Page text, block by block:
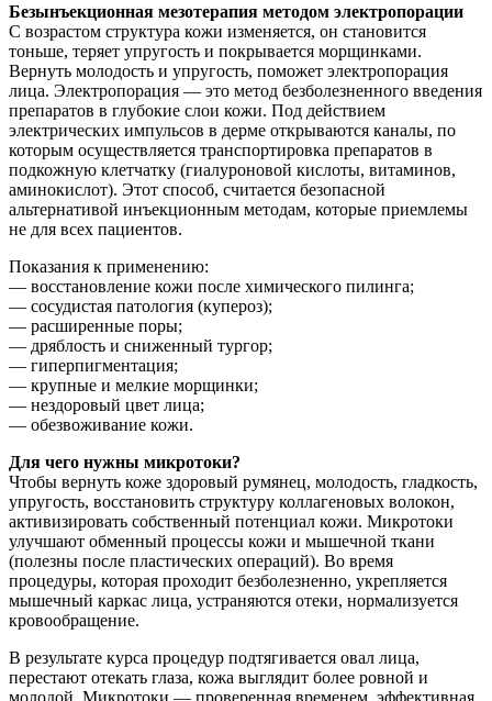
Безынъекционная мезотерапия методом электропорации
С возрастом структура кожи изменяется, он становится
тоньше, теряет упругость и покрывается морщинками.
Вернуть молодость и упругость, поможет электропорация
лица. Электропорация — это метод безболезненного введения
препаратов в глубокие слои кожи. Под действием
электрических импульсов в дерме открываются каналы, по
которым осуществляется транспортировка препаратов в
подкожную клетчатку (гиалуроновой кислоты, витаминов,
аминокислот). Этот способ, считается безопасной
альтернативой инъекционным методам, которые приемлемы
не для всех пациентов.
Показания к применению:
— восстановление кожи после химического пилинга;
— сосудистая патология (купероз);
— расширенные поры;
— дряблость и сниженный тургор;
— гиперпигментация;
— крупные и мелкие морщинки;
— нездоровый цвет лица;
— обезвоживание кожи.
Для чего нужны микротоки?
Чтобы вернуть коже здоровый румянец, молодость, гладкость,
упругость, восстановить структуру коллагеновых волокон,
активизировать собственный потенциал кожи. Микротоки
улучшают обменный процессы кожи и мышечной ткани
(полезны после пластических операций). Во время
процедуры, которая проходит безболезненно, укрепляется
мышечный каркас лица, устраняются отеки, нормализуется
кровообращение.
В результате курса процедур подтягивается овал лица,
перестают отекать глаза, кожа выглядит более ровной и
молодой. Микротоки — проверенная временем, эффективная